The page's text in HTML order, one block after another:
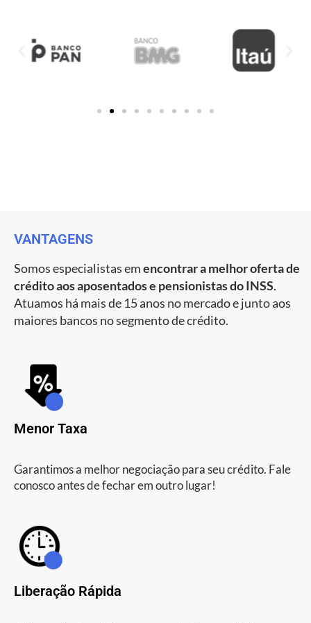
VANTAGENS
Somos especialistas emencontrar a melhor oferta de
crédito aos aposentados e pensionistas do INSS.
Atuamos há mais de 15 anos no mercado e junto aos
maiores bancos no segmento de crédito.
Menor Taxa
Garantimos a melhor negociação para seu crédito. Fale
conosco antes de fechar em outro lugar!
Liberação Rápida